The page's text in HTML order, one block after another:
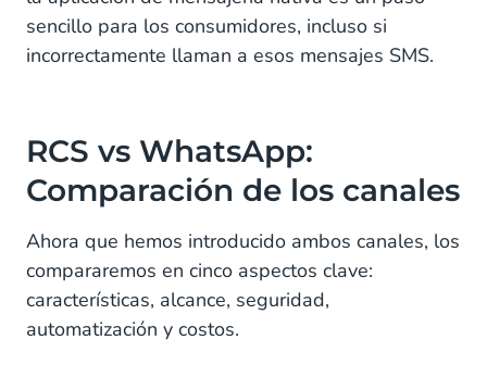
sencillo para los consumidores, incluso si
incorrectamente llaman a esos mensajes SMS.
RCS vs WhatsApp:
Comparación de los canales
Ahora que hemos introducido ambos canales, los
compararemos en cinco aspectos clave:
características, alcance, seguridad,
automatización y costos.